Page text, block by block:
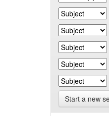
Start a new